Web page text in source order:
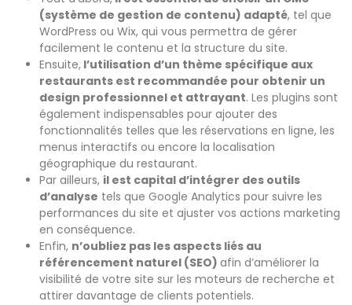
(système de gestion de contenu) adapté, tel que
WordPress ou Wix, qui vous permettra de gérer
facilement le contenu et la structure du site.
Ensuite, l’utilisation d’un thème spécifique aux
restaurants est recommandée pour obtenir un
design professionnel et attrayant. Les plugins sont
également indispensables pour ajouter des
fonctionnalités telles que les réservations en ligne, les
menus interactifs ou encore la localisation
géographique du restaurant.
Par ailleurs, il est capital d’intégrer des outils
d’analyse tels que Google Analytics pour suivre les
performances du site et ajuster vos actions marketing
en conséquence.
Enfin, n’oubliez pas les aspects liés au
référencement naturel (SEO) afin d’améliorer la
visibilité de votre site sur les moteurs de recherche et
attirer davantage de clients potentiels.